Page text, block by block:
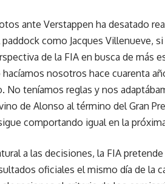
ante Verstappen ha desatado
como Jacques Villenueve,
de la FIA en busca de más
nosotros hace cuarenta
No teníamos reglas y nos
de Alonso al término del Gran
comportando igual en la
a las decisiones, la FIA
oficiales el mismo día de la